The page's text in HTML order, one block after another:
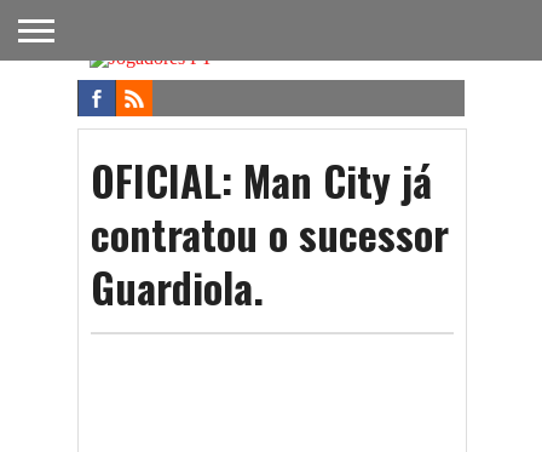
FUTEBOL
NACIONAL
FUTEBOL
INTERNACIONAL
NOTÍCIAS
ONDE
ASSISTIR
FUTEBOL
NA TV
APOSTAS
OFICIAL: Man City já
contratou o sucessor
Guardiola.